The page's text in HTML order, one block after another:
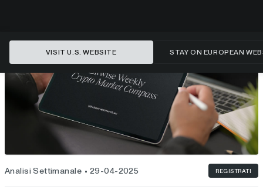
Analisi Settimanale 29-04-2025 REGISTRATI
VISIT U.S. WEBSITE STAY ON EUROPEAN